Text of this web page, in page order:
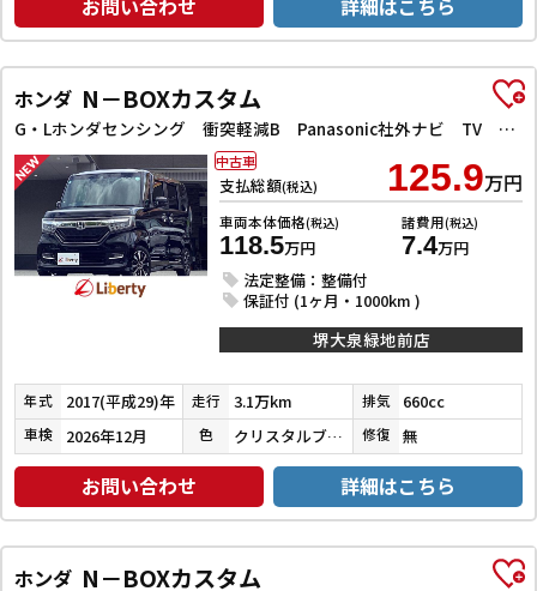
お問い合わせ 詳細はこちら
ホンダ N－BOXカスタム
G・Lホンダセンシング 衝突軽減B Panasonic社外ナビ TV Bカメラ ビルドインETC アダプティブクルーズコントロール 左パワースライドドア LEDヘッドライト フォグライト スマートキー プッシュスタート
支払総額(税込) 125.9万円
車両本体価格(税込)
118.5万円
諸費用(税込)
7.4万円
法定整備：整備付
保証付 (1ヶ月・1000km )
中古車
堺大泉緑地前店
年式 2017(平成29)年 走行 3.1万km 排気 660cc
車検 2026年12月 色 クリスタルブラックパール 修復 無
お問い合わせ 詳細はこちら
ホンダ N－BOXカスタム